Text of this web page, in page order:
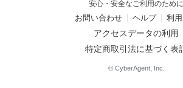
安心・安全なご利用のために
お問い合わせ ヘルプ 利
アクセスデータの利用
特定商取引法に基づく表
© CyberAgent, Inc.